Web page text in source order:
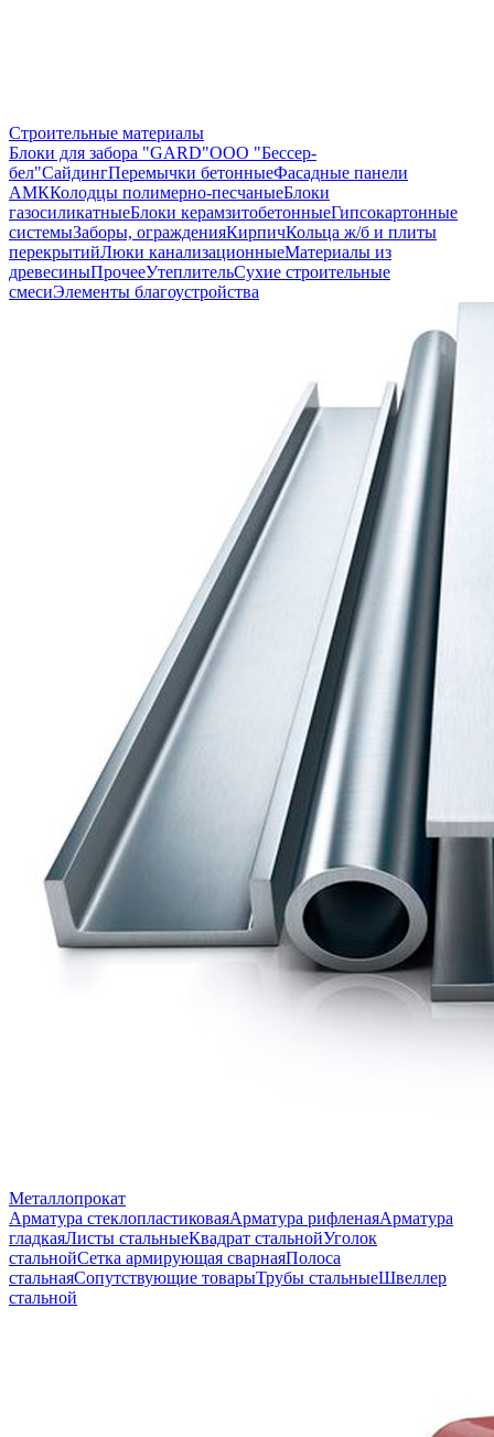
Строительные материалы
Блоки для забора "GARD"ООО "Бессер-
бел"СайдингПеремычки бетонныеФасадные панели
АМККолодцы полимерно-песчаныеБлоки
газосиликатныеБлоки керамзитобетонныеГипсокартонные
системыЗаборы, огражденияКирпичКольца ж/б и плиты
перекрытийЛюки канализационныеМатериалы из
древесиныПрочееУтеплительСухие строительные
смесиЭлементы благоустройства
Металлопрокат
Арматура стеклопластиковаяАрматура рифленаяАрматура
гладкаяЛисты стальныеКвадрат стальнойУголок
стальнойСетка армирующая сварнаяПолоса
стальнаяСопутствующие товарыТрубы стальныеШвеллер
стальной